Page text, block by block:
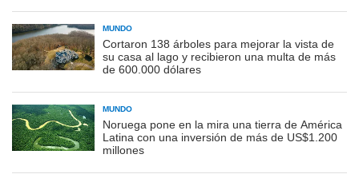
MUNDO
Cortaron 138 árboles para mejorar la vista de
su casa al lago y recibieron una multa de más
de 600.000 dólares
MUNDO
Noruega pone en la mira una tierra de América
Latina con una inversión de más de US$1.200
millones